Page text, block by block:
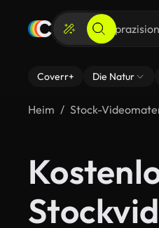
Coverr+ Die Natur
Heim Stock-